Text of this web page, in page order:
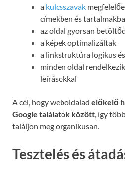
a kulcsszavak
címekben és
az oldal gyorsan
a képek optimalizáltak
a linkstruktúra logikus
minden oldal
leírásokkal
A cél, hogy weboldalad előkelő
Google találatok között, így
találjon meg organikusan.
Tesztelés és